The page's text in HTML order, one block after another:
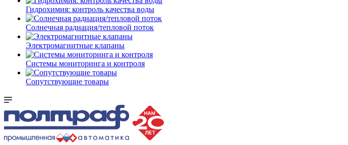
Гидрохимия: контроль качества воды
Солнечная радиация/тепловой поток
Электромагнитные клапаны
Системы мониторинга и контроля
Сопутствующие товары